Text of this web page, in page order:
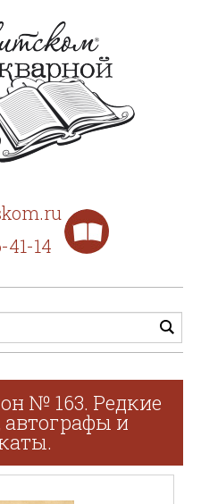
41-14
№ 163. Редкие
автографы и